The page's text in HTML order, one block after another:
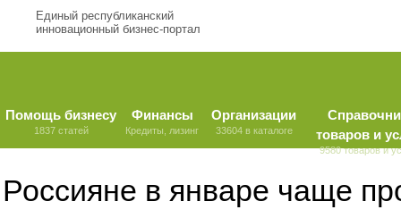
Единый республиканский
инновационный бизнес-портал
Помощь бизнесу
1837 статей
Финансы
Кредиты, лизинг
Организации
33604 в каталоге
товаров и
9580 товаров и
Россияне в январе чаще